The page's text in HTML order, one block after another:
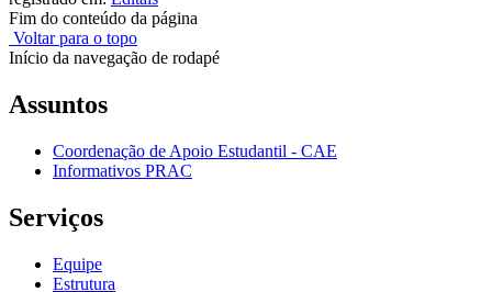
Fim do conteúdo da página
Voltar para o topo
Início da navegação de rodapé
Assuntos
Coordenação de Apoio Estudantil - CAE
Informativos PRAC
Serviços
Equipe
Estrutura